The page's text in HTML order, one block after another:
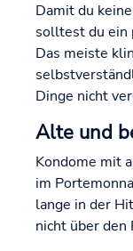
Damit du
solltest du ein
Das meiste
Dinge nicht
Alte und
Kondome mit
im
lange in der
nicht über den